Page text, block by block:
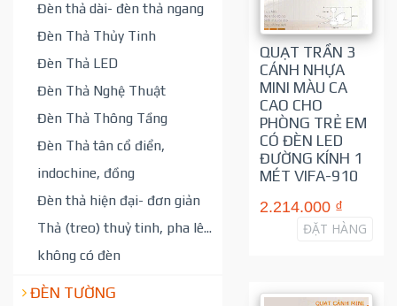
Đèn thả dài- đèn thả ngang
Đèn Thả Thủy Tinh
Đèn Thả LED
Đèn Thả Nghệ Thuật
Đèn Thả Thông Tầng
Đèn Thả tân cổ điển,
indochine, đồng
Đèn thả hiện đại- đơn giản
Thả (treo) thuỷ tinh, pha lê...
không có đèn
ĐÈN TƯỜNG
QUẠT TRẦN 3
CÁNH NHỰA
MINI MÀU CA
CAO CHO
PHÒNG TRẺ EM
CÓ ĐÈN LED
ĐƯỜNG KÍNH 1
MÉT VIFA-910
2.214.000 ₫
ĐẶT HÀNG